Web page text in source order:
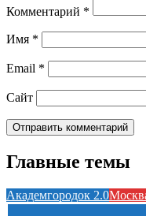
Комментарий *
Имя *
Email *
Сайт
Главные темы
Академгородок 2.0